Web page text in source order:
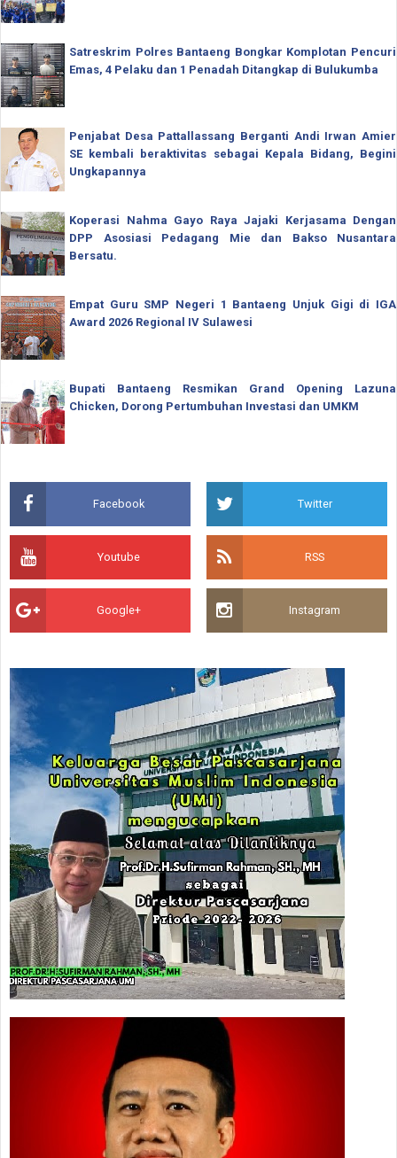
Satreskrim Polres Bantaeng Bongkar Komplotan Pencuri
Emas, 4 Pelaku dan 1 Penadah Ditangkap di Bulukumba
Penjabat Desa Pattallassang Berganti Andi Irwan Amier
SE kembali beraktivitas sebagai Kepala Bidang, Begini
Ungkapannya
Koperasi Nahma Gayo Raya Jajaki Kerjasama Dengan
DPP Asosiasi Pedagang Mie dan Bakso Nusantara
Bersatu.
Empat Guru SMP Negeri 1 Bantaeng Unjuk Gigi di IGA
Award 2026 Regional IV Sulawesi
Bupati Bantaeng Resmikan Grand Opening Lazuna
Chicken, Dorong Pertumbuhan Investasi dan UMKM
Facebook Twitter
Youtube RSS
Google+ Instagram